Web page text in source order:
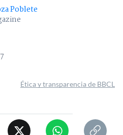
Poblete
Ética y transparencia de BBCL